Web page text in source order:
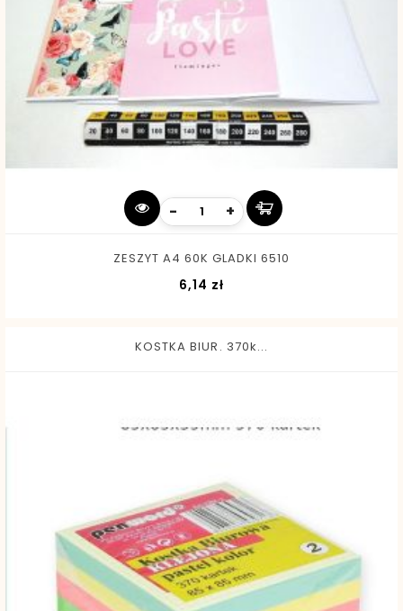
- +
ZESZYT A4 60K GLADKI 6510
6,14 złCena
KOSTKA BIUR. 370k...